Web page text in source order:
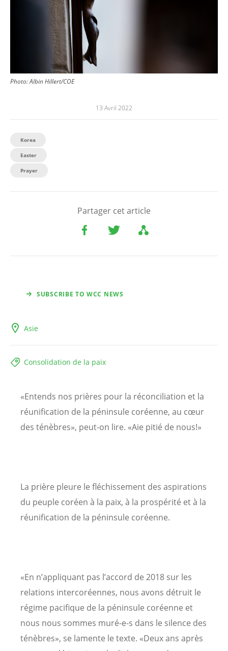
Photo:Albin Hillert/COE
13 Avril 2022
Korea
Easter
Prayer
Partager cet article
SUBSCRIBE TO WCC NEWS
Asie
Consolidation de la paix
«Entends nos prières pour la réconciliation et la
réunification de la péninsule coréenne, au cœur
des ténèbres», peut-on lire. «Aie pitié de nous!»
La prière pleure le fléchissement des aspirations
du peuple coréen à la paix, à la prospérité et à la
réunification de la péninsule coréenne.
«En n’appliquant pas l’accord de 2018 sur les
relations intercoréennes, nous avons détruit le
régime pacifique de la péninsule coréenne et
nous nous sommes muré-e-s dans le silence des
ténèbres», se lamente le texte. «Deux ans après